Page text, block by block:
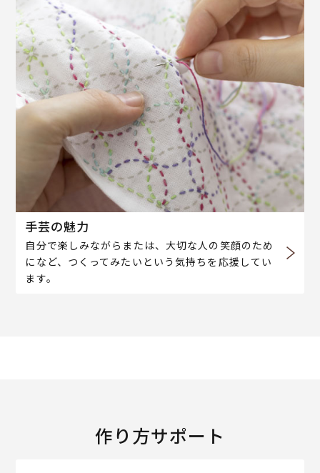
手芸の魅力
自分で楽しみながらまたは、大切な人の笑顔のため
になど、つくってみたいという気持ちを応援してい
ます。
作り方サポート